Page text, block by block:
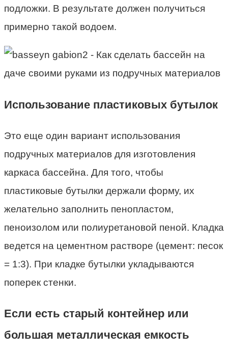
подложки. В результате должен получиться
примерно такой водоем.
Использование пластиковых бутылок
Это еще один вариант использования
подручных материалов для изготовления
каркаса бассейна. Для того, чтобы
пластиковые бутылки держали форму, их
желательно заполнить пенопластом,
пеноизолом или полиуретановой пеной. Кладка
ведется на цементном растворе (цемент: песок
= 1:3). При кладке бутылки укладываются
поперек стенки.
Если есть старый контейнер или
большая металлическая емкость